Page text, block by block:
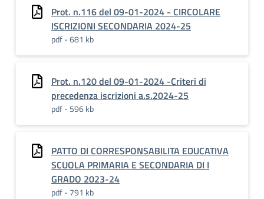
Prot. n.116 del 09-01-2024 - CIRCOLARE
ISCRIZIONI SECONDARIA 2024-25
pdf - 681 kb
Prot. n.120 del 09-01-2024 -Criteri di
precedenza iscrizioni a.s.2024-25
pdf - 596 kb
PATTO DI CORRESPONSABILITA EDUCATIVA
SCUOLA PRIMARIA E SECONDARIA DI I
GRADO 2023-24
pdf - 791 kb